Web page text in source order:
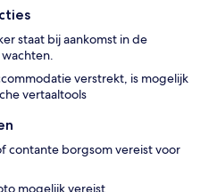
staat bij aankomst in de
verstrekt, is mogelijk
vertaaltools
contante borgsom vereist voor
mogelijk vereist